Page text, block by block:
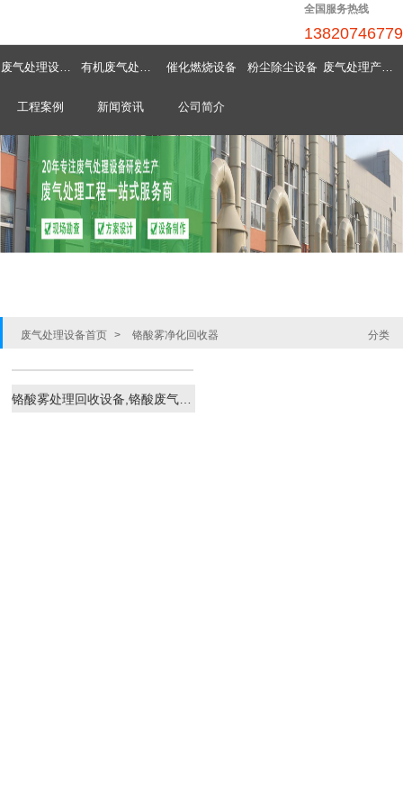
全国服务热线
13820746779
废气处理设备首页 有机废气处理设备 催化燃烧设备 粉尘除尘设备 废气处理产品中心
工程案例 新闻资讯 公司简介
分类
废气处理设备首页 > 铬酸雾净化回收器